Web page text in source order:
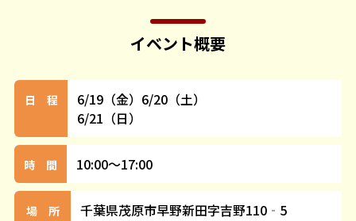
イベント概要
日 程
6/19（金）6/20（土）
6/21（日）
時 間 10:00～17:00
場 所 千葉県茂原市早野新田字吉野110‐5